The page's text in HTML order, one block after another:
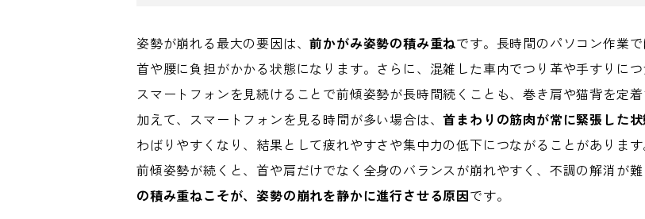
姿勢が崩れる最大の要因は、前かがみ姿勢の積み重ねです。長時間のパソコン作業
首や腰に負担がかかる状態になります。さらに、混雑した車内でつり革や手すりに
スマートフォンを見続けることで前傾姿勢が長時間続くことも、巻き肩や猫背を定着
加えて、スマートフォンを見る時間が多い場合は、首まわりの筋肉が常に緊張した状
わばりやすくなり、結果として疲れやすさや集中力の低下につながることがあります
前傾姿勢が続くと、首や肩だけでなく全身のバランスが崩れやすく、不調の解消が難
の積み重ねこそが、姿勢の崩れを静かに進行させる原因です。